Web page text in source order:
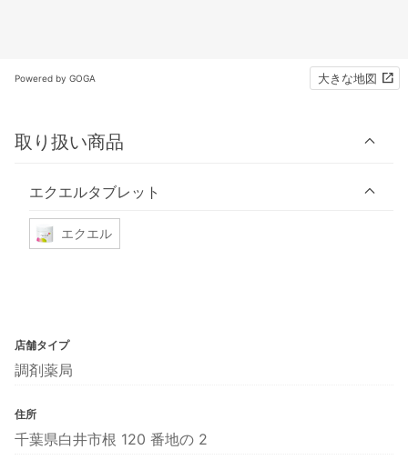
Powered by GOGA 大きな地図
取り扱い商品
エクエルタブレット
エクエル
店舗タイプ
調剤薬局
住所
千葉県白井市根 120 番地の 2